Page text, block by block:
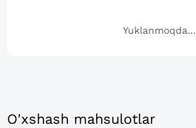
Yuklanmoqda...
O'xshash mahsulotlar